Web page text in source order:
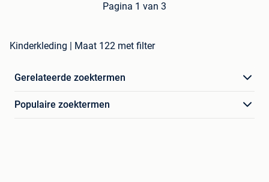
Pagina 1 van 3
Kinderkleding | Maat 122 met filter
Gerelateerde zoektermen
Populaire zoektermen